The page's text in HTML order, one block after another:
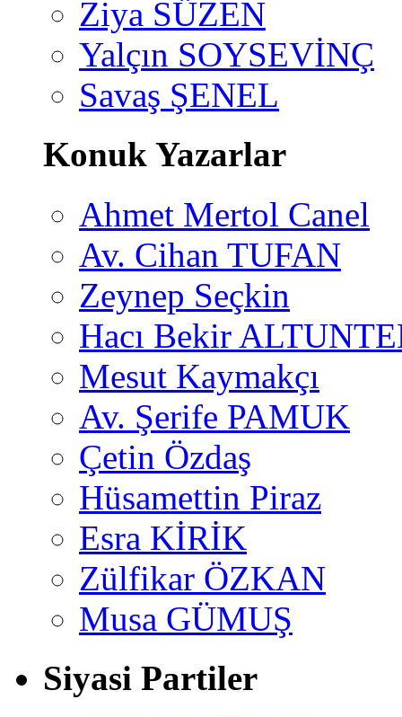
Ziya SÜZEN
Yalçın SOYSEVİNÇ
Savaş ŞENEL
Konuk Yazarlar
Ahmet Mertol Canel
Av. Cihan TUFAN
Zeynep Seçkin
Hacı Bekir
Mesut Kaymakçı
Av. Şerife PAMUK
Çetin Özdaş
Hüsamettin Piraz
Esra KİRİK
Zülfikar ÖZKAN
Musa GÜMUŞ
Siyasi Partiler